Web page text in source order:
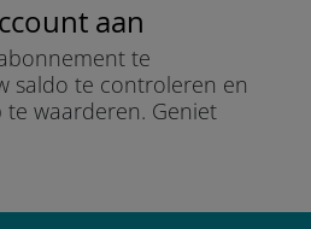
aan
te
saldo te controleren en
waarderen. Geniet